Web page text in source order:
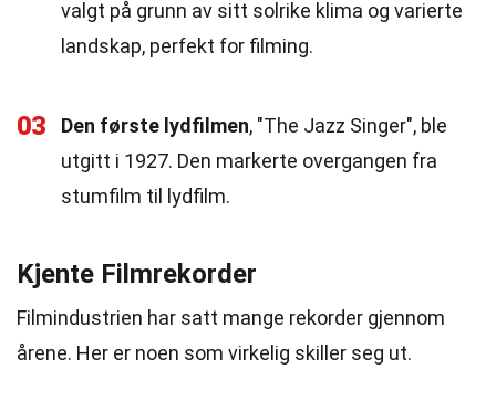
valgt på grunn av sitt solrike klima og varierte
landskap, perfekt for filming.
03 Den første lydfilmen, "The Jazz Singer", ble
utgitt i 1927. Den markerte overgangen fra
stumfilm til lydfilm.
Kjente Filmrekorder
Filmindustrien har satt mange rekorder gjennom
årene. Her er noen som virkelig skiller seg ut.